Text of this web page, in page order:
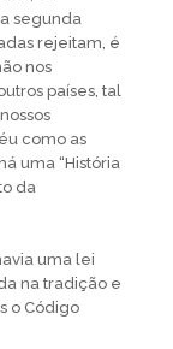
segunda
rejeitam, é
nos
países, tal
como as
uma “História
da
uma lei
na tradição e
o Código